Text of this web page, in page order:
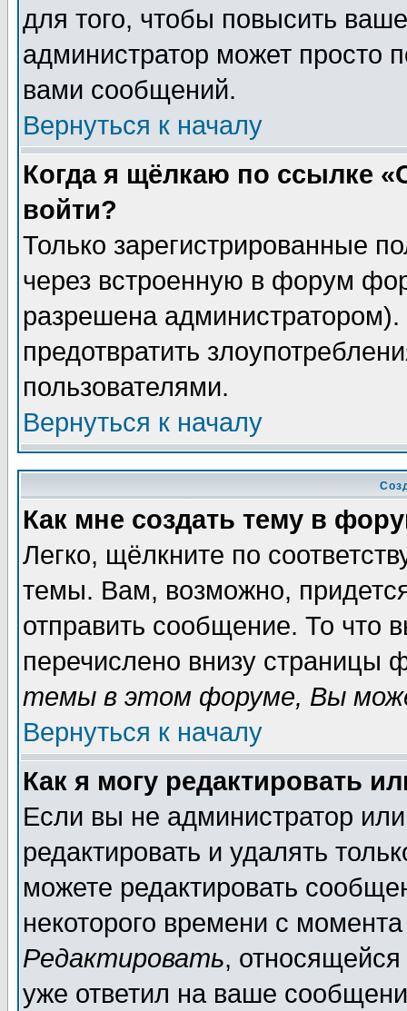
для того, чтобы повысить
администратор может просто
вами сообщений.
Вернуться к началу
Когда я щёлкаю по ссылке
войти?
Только зарегистрированные
через встроенную в форум
разрешена
предотвратить
пользователями.
Вернуться к началу
Как мне создать тему в
Легко, щёлкните по
темы. Вам, возможно,
отправить сообщение. То что
перечислено внизу страницы
темы в этом форуме, Вы
Вернуться к началу
Как я могу редактировать
Если вы не администратор
редактировать и удалять
можете редактировать
некоторого времени с
Редактировать,
уже ответил на ваше